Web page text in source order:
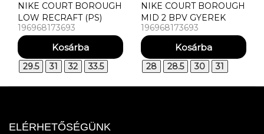
NIKE COURT BOROUGH
LOW RECRAFT (PS)
PINK GYEREK UTCAI
CIPŐ
196968173693
29.5 31 32 33.5
NIKE COURT BOROUGH
MID 2 BPV GYEREK
UTCAI CIPŐ
196968173693
28 28.5 30 31
ELÉRHETŐSÉGÜNK